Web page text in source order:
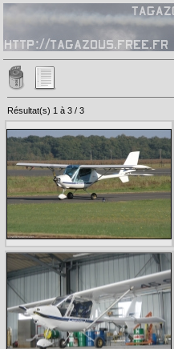
Résultat(s) 1 à 3 / 3